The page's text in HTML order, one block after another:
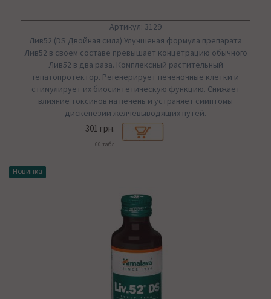
Артикул: 3129
Лив52 (DS Двойная сила) Улучшеная формула препарата
Лив52 в своем составе превышает концетрацию обычного
Лив52 в два раза. Комплексный растительный
гепатопротектор. Регенерирует печеночные клетки и
стимулирует их биосинтетическую функцию. Снижает
влияние токсинов на печень и устраняет симптомы
дискенезии желчевыводящих путей.
301 грн.
60 табл
Новинка